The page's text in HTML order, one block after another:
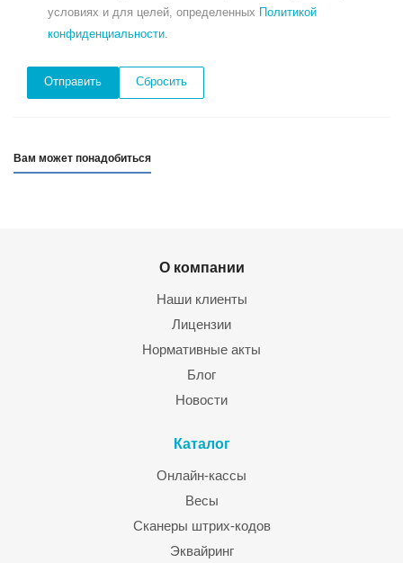
условиях и для целей, определенных Политикой
конфиденциальности.
Сбросить
Вам может понадобиться
О компании
Наши клиенты
Лицензии
Нормативные акты
Блог
Новости
Каталог
Онлайн-кассы
Весы
Сканеры штрих-кодов
Эквайринг